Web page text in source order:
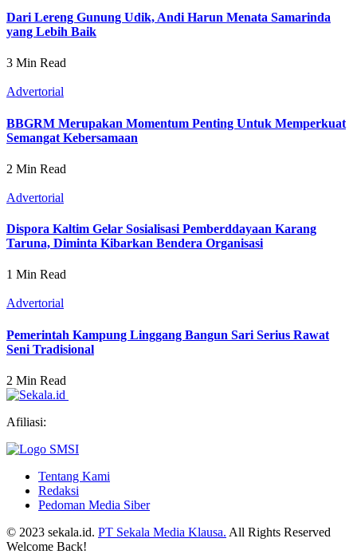
Dari Lereng Gunung Udik, Andi Harun Menata Samarinda
yang Lebih Baik
3 Min Read
Advertorial
BBGRM Merupakan Momentum Penting Untuk Memperkuat
Semangat Kebersamaan
2 Min Read
Advertorial
Dispora Kaltim Gelar Sosialisasi Pemberddayaan Karang
Taruna, Diminta Kibarkan Bendera Organisasi
1 Min Read
Advertorial
Pemerintah Kampung Linggang Bangun Sari Serius Rawat
Seni Tradisional
2 Min Read
Afiliasi:
Tentang Kami
Redaksi
Pedoman Media Siber
© 2023 sekala.id. PT Sekala Media Klausa. All Rights Reserved
Welcome Back!